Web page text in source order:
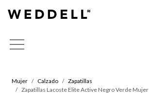
Mujer Calzado
Zapatillas
Zapatillas Lacoste Elite Active Negro Verde Mujer